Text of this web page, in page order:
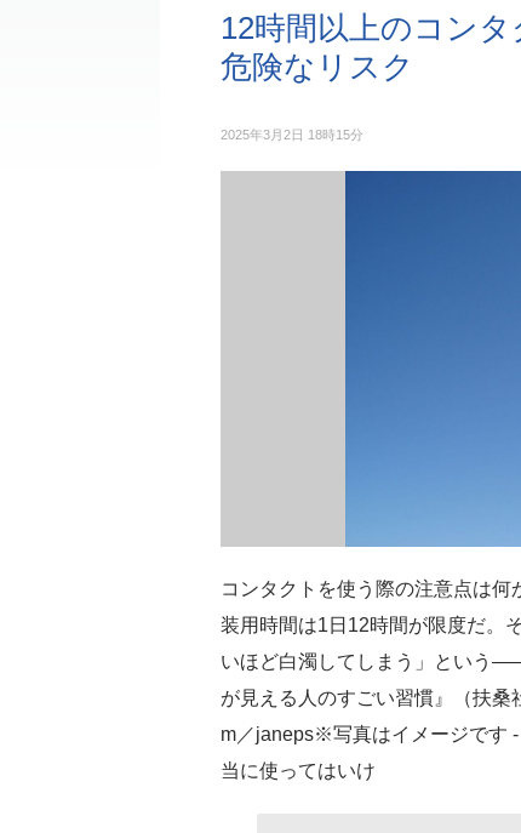
12時間以上のコン
危険なリスク
2025年3月2日 18時15分
コンタクトを使う際の注意点は
装用時間は1日12時間が限度だ。
いほど白濁してしまう」という
が見える人のすごい習慣』（扶
m／janeps※写真はイメージです
当に使ってはいけ